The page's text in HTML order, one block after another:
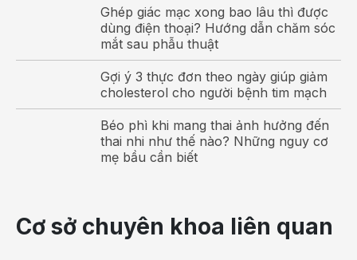
là progesterone. Hormone này ảnh hưởng trực tiếp đến
phổi và có khả năng kích thích trung tâm hô hấp ở não,
dẫn đến tình trạng mẹ bầu cảm thấy khó thở và thở gấp
Bên cạnh đó, khi mang bầu, tử cung tăng dần kích thước
để thích ứng với sự lớn lên mỗi ngày của thai nhi. Khi tử
cung mở rộng sẽ chèn ép cơ hoành khiến mẹ cảm thấy
khó thở. Ngoài ra, nếu không được cung cấp đủ dinh
Ghép giác mạc xong bao lâu thì được
dùng điện thoại? Hướng dẫn chăm sóc
mắt sau phẫu thuật
Gợi ý 3 thực đơn theo ngày giúp giảm
cholesterol cho người bệnh tim mạch
Béo phì khi mang thai ảnh hưởng đến
thai nhi như thế nào? Những nguy cơ
mẹ bầu cần biết
Cơ sở chuyên khoa liên quan